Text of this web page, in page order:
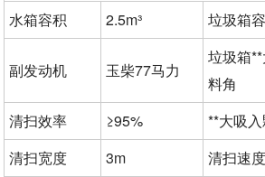
水箱容积
2.5m³ 垃圾箱
副发动机 玉柴77马力
垃圾箱
料角
清扫效率 ≥95% **大吸
清扫宽度
3m 清扫速度